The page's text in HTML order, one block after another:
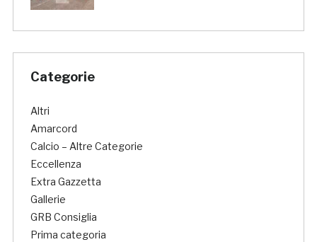
Categorie
Altri
Amarcord
Calcio – Altre Categorie
Eccellenza
Extra Gazzetta
Gallerie
GRB Consiglia
Prima categoria